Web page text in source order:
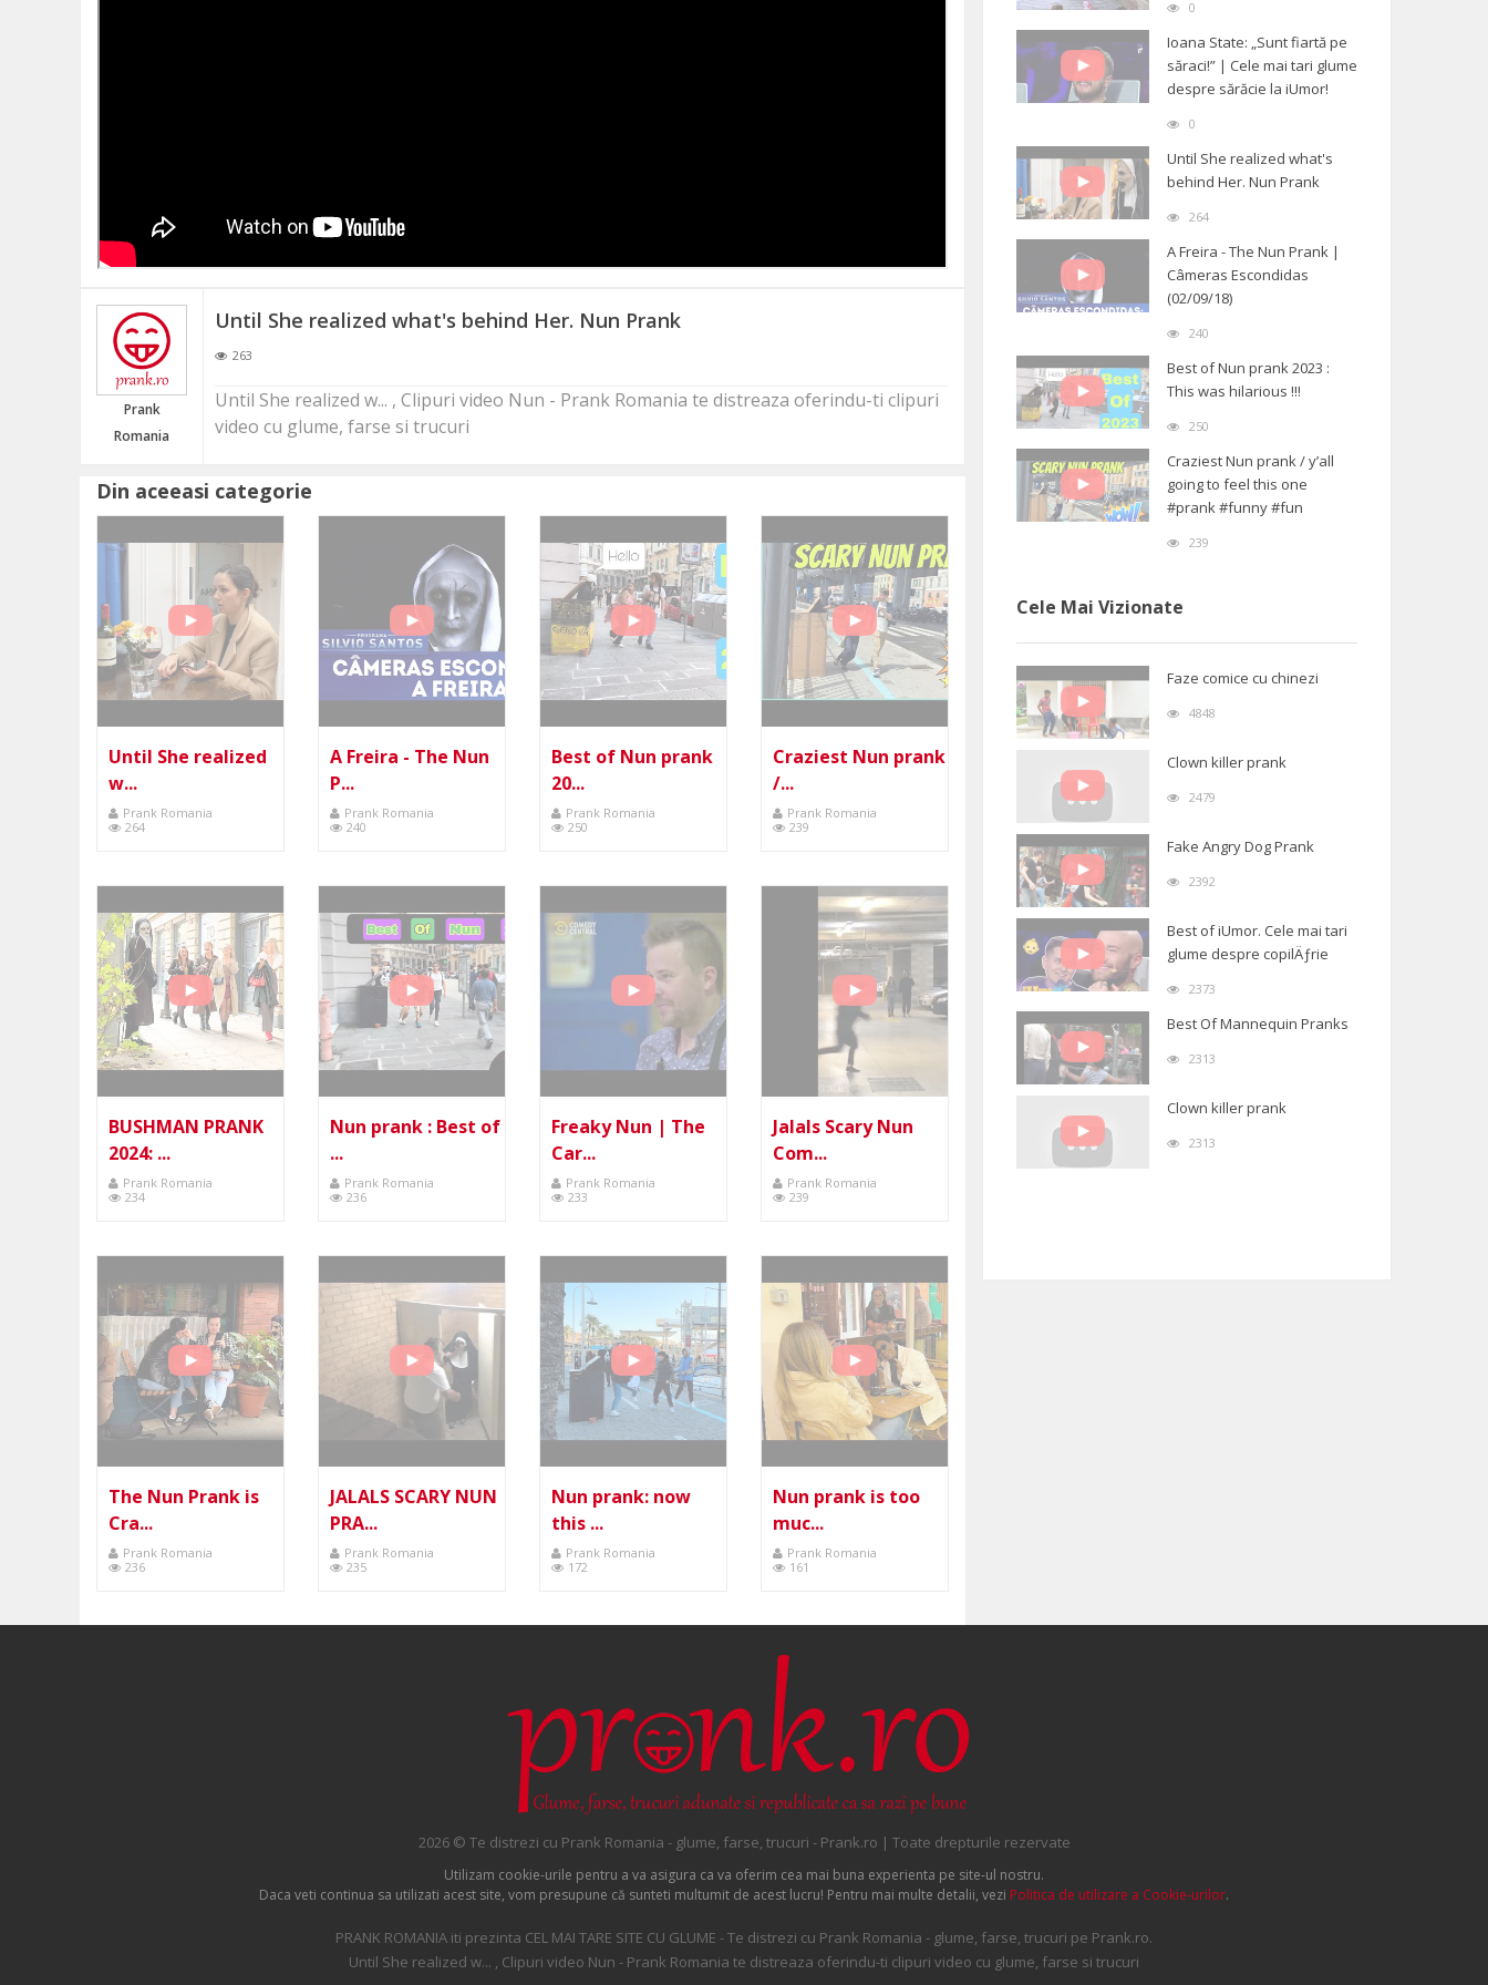
Prank
Romania
Until She realized what's behind Her. Nun Prank
263
Until She realized w... , Clipuri video Nun - Prank Romania te distreaza oferindu-ti clipuri
video cu glume, farse si trucuri
Din aceeasi categorie
Until She realized
w...
Prank Romania
264
A Freira - The Nun
P...
Prank Romania
240
Best of Nun prank
20...
Prank Romania
250
Craziest Nun prank
/...
Prank Romania
239
BUSHMAN PRANK
2024: ...
Prank Romania
234
Nun prank : Best of
...
Prank Romania
236
Freaky Nun | The
Car...
Prank Romania
233
Jalals Scary Nun
Com...
Prank Romania
239
The Nun Prank is
Cra...
Prank Romania
236
JALALS SCARY NUN
PRA...
Prank Romania
235
Nun prank: now
this ...
Prank Romania
172
Nun prank is too
muc...
Prank Romania
161
0
Ioana State: „Sunt fiartă pe
săraci!” | Cele mai tari glume
despre sărăcie la iUmor!
0
Until She realized what's
behind Her. Nun Prank
264
A Freira - The Nun Prank |
Câmeras Escondidas
(02/09/18)
240
Best of Nun prank 2023 :
This was hilarious !!!
250
Craziest Nun prank / y’all
going to feel this one
#prank #funny #fun
239
Cele Mai Vizionate
Faze comice cu chinezi
4848
Clown killer prank
2479
Fake Angry Dog Prank
2392
Best of iUmor. Cele mai tari
glume despre copilÄƒrie
2373
Best Of Mannequin Pranks
2313
Clown killer prank
2313
2026 © Te distrezi cu Prank Romania - glume, farse, trucuri - Prank.ro | Toate drepturile rezervate
Utilizam cookie-urile pentru a va asigura ca va oferim cea mai buna experienta pe site-ul nostru.
Daca veti continua sa utilizati acest site, vom presupune că sunteti multumit de acest lucru! Pentru mai multe detalii, vezi Politica de utilizare a Cookie-urilor.
PRANK ROMANIA iti prezinta CEL MAI TARE SITE CU GLUME - Te distrezi cu Prank Romania - glume, farse, trucuri pe Prank.ro.
Until She realized w... , Clipuri video Nun - Prank Romania te distreaza oferindu-ti clipuri video cu glume, farse si trucuri